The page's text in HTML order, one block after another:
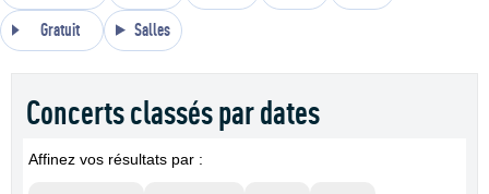
Gratuit Salles
Concerts classés par dates
Affinez vos résultats par :